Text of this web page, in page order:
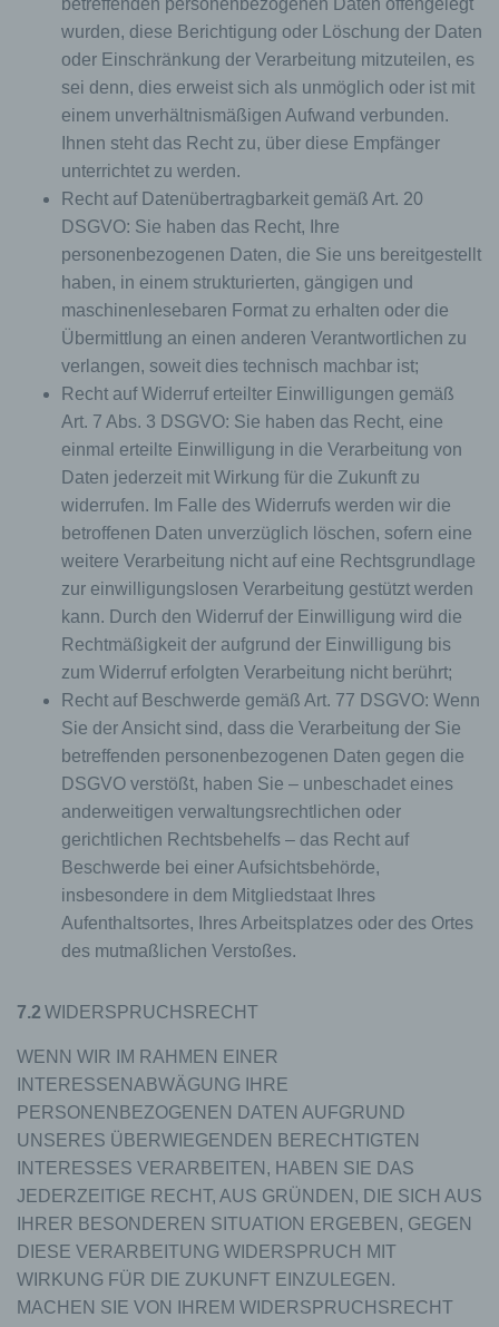
betreffenden personenbezogenen Daten offengelegt
wurden, diese Berichtigung oder Löschung der Daten
oder Einschränkung der Verarbeitung mitzuteilen, es
sei denn, dies erweist sich als unmöglich oder ist mit
einem unverhältnismäßigen Aufwand verbunden.
Ihnen steht das Recht zu, über diese Empfänger
unterrichtet zu werden.
Recht auf Datenübertragbarkeit gemäß Art. 20
DSGVO: Sie haben das Recht, Ihre
personenbezogenen Daten, die Sie uns bereitgestellt
haben, in einem strukturierten, gängigen und
maschinenlesebaren Format zu erhalten oder die
Übermittlung an einen anderen Verantwortlichen zu
verlangen, soweit dies technisch machbar ist;
Recht auf Widerruf erteilter Einwilligungen gemäß
Art. 7 Abs. 3 DSGVO: Sie haben das Recht, eine
einmal erteilte Einwilligung in die Verarbeitung von
Daten jederzeit mit Wirkung für die Zukunft zu
widerrufen. Im Falle des Widerrufs werden wir die
betroffenen Daten unverzüglich löschen, sofern eine
weitere Verarbeitung nicht auf eine Rechtsgrundlage
zur einwilligungslosen Verarbeitung gestützt werden
kann. Durch den Widerruf der Einwilligung wird die
Rechtmäßigkeit der aufgrund der Einwilligung bis
zum Widerruf erfolgten Verarbeitung nicht berührt;
Recht auf Beschwerde gemäß Art. 77 DSGVO: Wenn
Sie der Ansicht sind, dass die Verarbeitung der Sie
betreffenden personenbezogenen Daten gegen die
DSGVO verstößt, haben Sie – unbeschadet eines
anderweitigen verwaltungsrechtlichen oder
gerichtlichen Rechtsbehelfs – das Recht auf
Beschwerde bei einer Aufsichtsbehörde,
insbesondere in dem Mitgliedstaat Ihres
Aufenthaltsortes, Ihres Arbeitsplatzes oder des Ortes
des mutmaßlichen Verstoßes.
7.2 WIDERSPRUCHSRECHT
WENN WIR IM RAHMEN EINER
INTERESSENABWÄGUNG IHRE
PERSONENBEZOGENEN DATEN AUFGRUND
UNSERES ÜBERWIEGENDEN BERECHTIGTEN
INTERESSES VERARBEITEN, HABEN SIE DAS
JEDERZEITIGE RECHT, AUS GRÜNDEN, DIE SICH AUS
IHRER BESONDEREN SITUATION ERGEBEN, GEGEN
DIESE VERARBEITUNG WIDERSPRUCH MIT
WIRKUNG FÜR DIE ZUKUNFT EINZULEGEN.
MACHEN SIE VON IHREM WIDERSPRUCHSRECHT
Zugangsdaten eingeben, weil dies von der
Internetseite und dem auf dem Computersystem
des Benutzers abgelegten Cookie übernommen
wird. Ein weiteres Beispiel ist das Cookie eines
Warenkorbes im Online-Shop. Der Online-Shop
merkt sich die Artikel, die ein Kunde in den
virtuellen Warenkorb gelegt hat, über ein Cookie.
Die betroffene Person kann die Setzung von
Cookies durch unsere Internetseite jederzeit
mittels einer entsprechenden Einstellung des
genutzten Internetbrowsers verhindern und damit
der Setzung von Cookies dauerhaft
widersprechen. Ferner können bereits gesetzte
Cookies jederzeit über einen Internetbrowser oder
andere Softwareprogramme gelöscht werden. Dies
ist in allen gängigen Internetbrowsern möglich.
Deaktiviert die betroffene Person die Setzung von
Cookies in dem genutzten Internetbrowser, sind
unter Umständen nicht alle Funktionen unserer
Internetseite vollumfänglich nutzbar.
Erfassung von allgemeinen Daten und
Informationen
Die Internetseite erfasst mit jedem Aufruf der
Internetseite durch eine betroffene Person oder ein
automatisiertes System eine Reihe von
allgemeinen Daten und Informationen. Diese
allgemeinen Daten und Informationen werden in
den Logfiles des Servers gespeichert. Erfasst
werden können die (1) verwendeten Browsertypen
und Versionen, (2) das vom zugreifenden System
verwendete Betriebssystem, (3) die Internetseite,
von welcher ein zugreifendes System auf unsere
Internetseite gelangt (sogenannte Referrer), (4) die
Unterwebseiten, welche über ein zugreifendes
System auf unserer Internetseite angesteuert
werden, (5) das Datum und die Uhrzeit eines
Zugriffs auf die Internetseite, (6) eine Internet-
Protokoll-Adresse (IP-Adresse), (7) der Internet-
Service-Provider des zugreifenden Systems und
(8) sonstige ähnliche Daten und Informationen, die
der Gefahrenabwehr im Falle von Angriffen auf
unsere informationstechnologischen Systeme
Bei der Nutzung dieser allgemeinen Daten und
Informationen ziehen wird keine Rückschlüsse auf
die betroffene Person. Diese Informationen werden
vielmehr benötigt, um (1) die Inhalte unserer
Internetseite korrekt auszuliefern, (2) die Inhalte
unserer Internetseite sowie die Werbung für diese
zu optimieren, (3) die dauerhafte
Funktionsfähigkeit unserer
informationstechnologischen Systeme und der
Technik unserer Internetseite zu gewährleisten
sowie (4) um Strafverfolgungsbehörden im Falle
eines Cyberangriffes die zur Strafverfolgung
notwendigen Informationen bereitzustellen. Diese
anonym erhobenen Daten und Informationen
werden durch uns daher einerseits statistisch und